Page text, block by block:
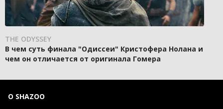
THE ODYSSEY
В чем суть финала "Одиссеи" Кристофера Нолана и
чем он отличается от оригинала Гомера
О SHAZOO